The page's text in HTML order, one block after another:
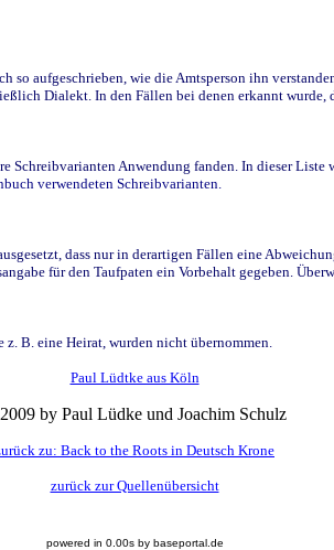
aufgeschrieben, wie die Amtsperson ihn
Dialekt. In den Fällen bei denen erkannt
Anwendung fanden. In dieser
verwendeten Schreibvarianten.
dass nur in derartigen Fällen eine
für den Taufpaten ein Vorbehalt gegeben.
B. eine Heirat, wurden nicht übernommen.
Paul Lüdtke aus Köln
by Paul Lüdke und Joachim Schulz
zu: Back to the Roots in Deutsch Krone
zurück zur Quellenübersicht
powered in 0.00s by baseportal.de